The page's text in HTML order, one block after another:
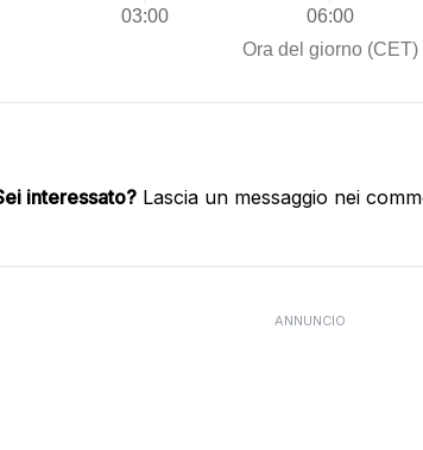
interessato? Lascia un messaggio nei
ANNUNCIO